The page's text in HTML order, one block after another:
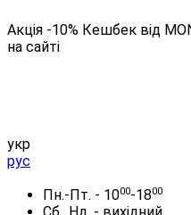
Акція -10% Кешбек від
на сайті
укр
рус
Пн.-Пт. - 1000-1800